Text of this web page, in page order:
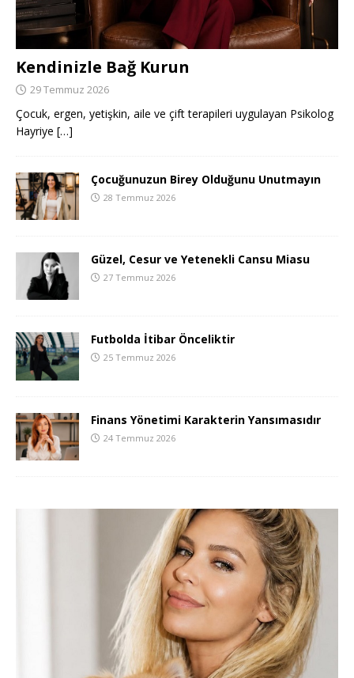
Kendinizle Bağ Kurun
29 Temmuz 2026
Çocuk, ergen, yetişkin, aile ve çift terapileri uygulayan Psikolog
Hayriye […]
Çocuğunuzun Birey Olduğunu Unutmayın
28 Temmuz 2026
Güzel, Cesur ve Yetenekli Cansu Miasu
27 Temmuz 2026
Futbolda İtibar Önceliktir
25 Temmuz 2026
Finans Yönetimi Karakterin Yansımasıdır
24 Temmuz 2026